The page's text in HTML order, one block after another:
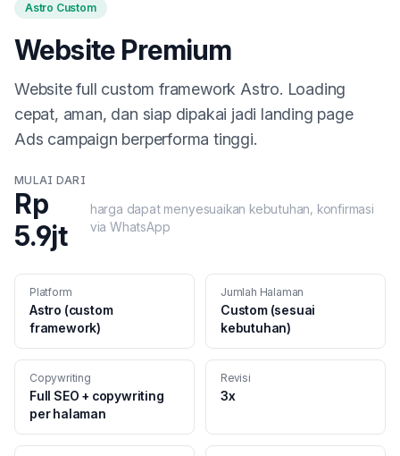
Astro Custom
Website Premium
Website full custom framework Astro. Loading
cepat, aman, dan siap dipakai jadi landing page
Ads campaign berperforma tinggi.
MULAI DARI
Rp
5.9jt
harga dapat menyesuaikan kebutuhan, konfirmasi
via WhatsApp
Platform
Astro (custom
framework)
Jumlah Halaman
Custom (sesuai
kebutuhan)
Copywriting
Full SEO + copywriting
per halaman
Revisi
3x